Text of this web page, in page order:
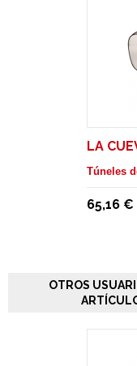
LA
Túneles
65,16 €
OTROS